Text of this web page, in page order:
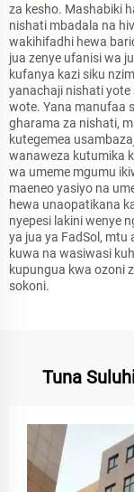
za kesho. Mashabiki
nishati mbadala na
wakihifadhi hewa
jua zenye ufanisi wa
kufanya kazi siku
yanachaji nishati
wote. Yana manufaa
gharama za nishati,
kutegemea
wanaweza kutumika
wa umeme mgumu
maeneo yasiyo na
hewa unaopatikana
nyepesi lakini wenye
ya jua ya FadSol,
kuwa na wasiwasi
kupungua kwa ozoni
sokoni.
Tuna